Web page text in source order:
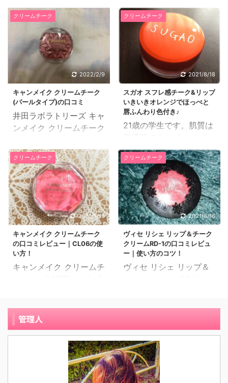
クリームは、リップにも
チークでも使えるクリー
ム系のチークです。 ブル
ベにも似合うベージュ系
リシェ リップ＆チーク
クリームBE-8の口コミレ
ビューを紹介します。
28歳の嘱託職員です。肌
質は混合肌です。 仕事か
らの帰宅途中にある薬局
に、Viseeが入ってま
と思う日は、薬局でプチ
プラを見るのが何よりも
モチベーションが上がっ
て楽しいです。 28歳に
なってから、メイクや化
粧水に違和感を覚えてい
ました。 20代前半の頃
は、チークは真っ赤で舞
子さんのような可愛らし
い色が ...
側から発色しているよう
な可愛いほっぺが長時間
続くクリームチークで
す。 口コミでも人気色の
02ハッピーストロベリー
の口コミレビューを紹介
します。 23歳のフリー
ターです。肌質はオイリ
ー肌です。 私がこのキャ
ンメイクのクリームチー
クティントを使い始めた
ら勧められたからです。
どんな化粧品が自分に合
うのか、いつも悩んでい
ました。 私はオイリー肌
なので、化粧をしてもど
うしてもすぐに顔がテカ
ってきてしまうので、す
ぐに化粧直しが必要でし
た。ファンデー ...
クリームチーク
2022/2/9
キャンメイク クリームチーク
(パールタイプ)の口コミ
井田ラボラトリーズ キャ
ンメイク クリームチーク
と実際に使ってみた感想
をご紹介したいと思いま
す。 34 歳、パート社
員、混合肌 コロナ禍で仕
事もプライベートも全部
マスク生活になってしま
い、あまりメイクをしな
くなってしまい、「最近
女子力下がってるか
も。」と危機感を感じま
でにもたくさん使ってい
て良い商品が多かったの
で、キャンメイク クリー
ムチーク(パールタイプ)
を買いました。 もう少し
高級感のある作りだとい
クリームチーク
2021/8/18
スガオ スフレ感チーク&リップ
いきいきオレンジでほっぺと
唇ふんわり色付き♪
21歳の学生です。肌質は
とパウダーチークを使っ
ていましたが、モデルさ
んや美容系YouTuberの
方々がクリームチークを
口コミしてて愛用してい
ることを知り、挑戦して
みたいと思っていまし
ま。 つい血色をよくして
チークをつけすぎてしま
うことと、私は比較的肌
が白いので、発色がよす
とが悩みでした。 そんな
スフレ感チーク&リップ
いきいきオレンジは見た
目より発色が薄く自然だ
という評判を聞いて、試
クリームチーク
2021/8/19
キャンメイク クリームチーク
の口コミレビュー｜CL06の使
い方！
キャンメイク クリームチ
サラサラ感のあるクリー
ムチークです。 キャンメ
イク クリームチーク
CL06の使い方の口コミ
レビューを紹介します。
30歳の専業主婦です。肌
クリームチーク
2021/8/16
ヴィセ リシェ リップ＆チーク
クリームRD-1の口コミレビュ
ー｜使い方のコツ！
ヴィセ リシェ リップ＆
す。 クリームチークなの
ですが、リップにもなる
というお得なコスメで
す。 リップとしてもチー
クとしても活躍してくれ
管理人